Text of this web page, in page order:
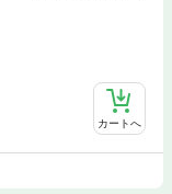
カートへ